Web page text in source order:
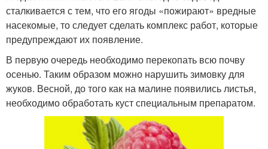
сталкивается с тем, что его ягоды «пожирают» вредные
насекомые, то следует сделать комплекс работ, которые
предупреждают их появление.
В первую очередь необходимо перекопать всю почву
осенью. Таким образом можно нарушить зимовку для
жуков. Весной, до того как на малине появились листья,
необходимо обработать куст специальным препаратом.